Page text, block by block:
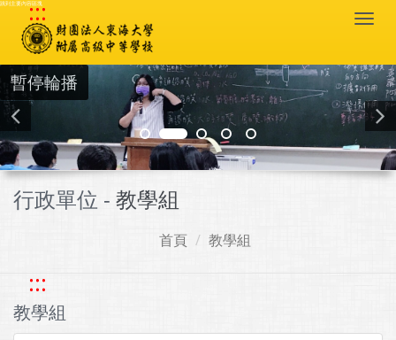
跳到主要內容區塊
:::
暫停輪播
行政單位 - 教學組
首頁 教學組
:::
教學組